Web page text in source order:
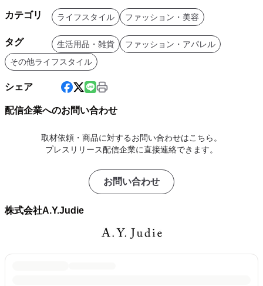
カテゴリ ライフスタイル ファッション・美容
タグ 生活用品・雑貨
ファッション・アパレル
その他ライフスタイル
シェア
配信企業へのお問い合わせ
取材依頼・商品に対するお問い合わせはこちら。
プレスリリース配信企業に直接連絡できます。
お問い合わせ
株式会社A.Y.Judie